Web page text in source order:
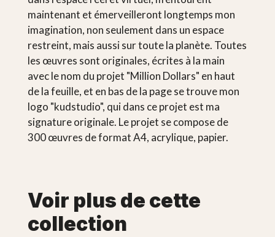
maintenant et émerveilleront longtemps mon
imagination, non seulement dans un espace
restreint, mais aussi sur toute la planète. Toutes
les œuvres sont originales, écrites à la main
avec le nom du projet "Million Dollars" en haut
de la feuille, et en bas de la page se trouve mon
logo "kudstudio", qui dans ce projet est ma
signature originale. Le projet se compose de
300 œuvres de format A4, acrylique, papier.
Voir plus de cette
collection